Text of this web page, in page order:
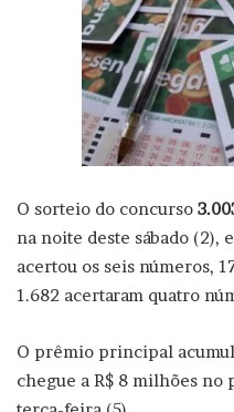
O sorteio do concurso
na noite deste sábado (2),
acertou os seis números,
1.682 acertaram quatro
O prêmio principal
chegue a R$ 8 milhões